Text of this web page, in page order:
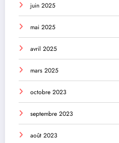
juin 2025
mai 2025
avril 2025
mars 2025
octobre 2023
septembre 2023
août 2023